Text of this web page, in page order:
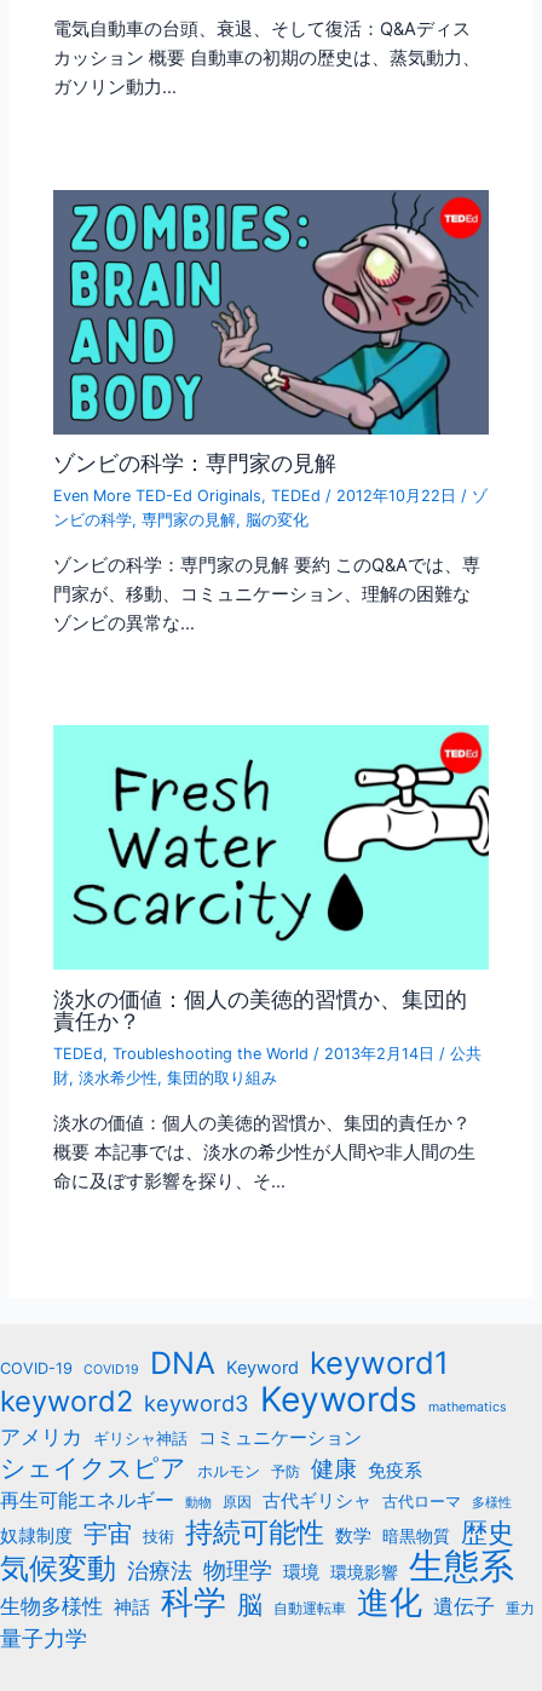
電気自動車の台頭、衰退、そして復活：Q&Aディス
カッション 概要 自動車の初期の歴史は、蒸気動力、
ガソリン動力…
ゾンビの科学：専門家の見解
Even More TED-Ed Originals,TEDEd / 2012年10月22日/ ゾ
ンビの科学,専門家の見解, 脳の変化
ゾンビの科学：専門家の見解 要約 このQ&Aでは、専
門家が、移動、コミュニケーション、理解の困難な
ゾンビの異常な…
淡水の価値：個人の美徳的習慣か、集団的
責任か？
TEDEd,Troubleshooting the World / 2013年2月14日/公共
財,淡水希少性,集団的取り組み
淡水の価値：個人の美徳的習慣か、集団的責任か？
概要 本記事では、淡水の希少性が人間や非人間の生
命に及ぼす影響を探り、そ…
COVID-19 COVID19 DNA Keyword keyword1
keyword2 keyword3 Keywords mathematics
アメリカ ギリシャ神話 コミュニケーション
シェイクスピア ホルモン 予防 健康 免疫系
再生可能エネルギー
動物 原因 古代ギリシャ 古代ローマ 多様性
奴隷制度 宇宙 技術 持続可能性 数学 暗黒物質 歴史
気候変動 治療法 物理学 環境 環境影響 生態系
生物多様性 神話 科学 脳 自動運転車 進化 遺伝子 重力
量子力学